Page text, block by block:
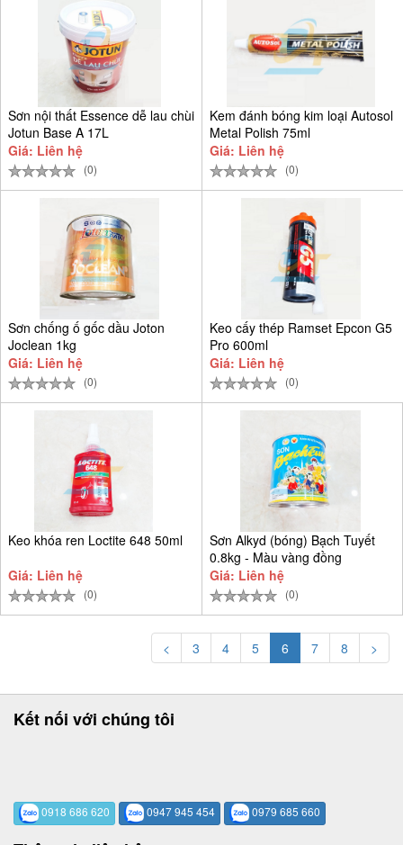
Sơn nội thất Essence dễ lau chùi
Jotun Base A 17L
Giá: Liên hệ
(0)
Kem đánh bóng kim loại Autosol
Metal Polish 75ml
Giá: Liên hệ
(0)
Sơn chống ố gốc dầu Joton
Joclean 1kg
Giá: Liên hệ
(0)
Keo cấy thép Ramset Epcon G5
Pro 600ml
Giá: Liên hệ
(0)
Keo khóa ren Loctite 648 50ml
Giá: Liên hệ
(0)
Sơn Alkyd (bóng) Bạch Tuyết
0.8kg - Màu vàng đồng
Giá: Liên hệ
(0)
< 3 4 5 6 7 8 >
Kết nối với chúng tôi
0918 686 620 0947 945 454 0979 685 660